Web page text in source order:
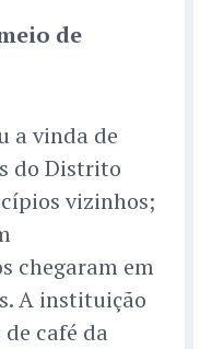
de
a vinda de
do Distrito
vizinhos;
chegaram em
A instituição
café da